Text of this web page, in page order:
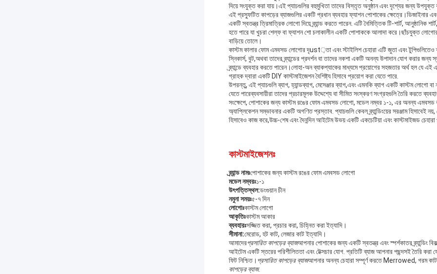
দিয়ে সংযুক্ত করা যায়।এই প্যাচগুলির বহুমুখিতা তাদের বিস্তৃত অনুষ্ঠান এবং দৃশ্যের জন্য উপযুক্ত
এই প্রস্ফুটিত কাপড়ের ব্যাজগুলির একটি প্রধান ব্যবহার ফ্যাশন পোশাকের ক্ষেত্রে।ডিজাইনার
একটি স্বতন্ত্র ত্রিমাত্রিক লোগো দিয়ে ব্র্যান্ড করতে পারেন. এটি নৈমিত্তিক টি-শার্ট, আনুষ্ঠানিক
হতে পারে যা খুচরা শেল্ফ বা ফ্যাশন শো চলাকালীন একটি পোশাককে আলাদা করে।ছাঁচযুক্ত
বাড়িয়ে তোলে।
কাস্টম কালার ফোম এমবসড লোগোর দৃust়তা এবং স্টাইলিশ চেহারা এটি জুতা এবং
স্নিকার্স, বুট,অথবা তাদের ব্র্যান্ডের প্রদর্শন বা তাদের নকশা একটি অনন্য উপাদান যোগ করার জন্য
ব্র্যান্ডে ব্যবহার করতে পারেন।লোহা-অন ব্যাকপ্যাকের মাধ্যমে প্রয়োগের সহজতার অর্থ হল যে
গ্রাহক দ্বারা একটি DIY কাস্টমাইজেশন বৈশিষ্ট্য হিসাবে প্রয়োগ করা যেতে পারে.
উপরন্তু, এই প্যাচগুলি ব্যাগ, হ্যান্ডব্যাগ, মেসেঞ্জার ব্যাগ,এবং এমনকি ব্যাগ একটি কাস্টম লোগো
যেতে পারেব্যবসায়ীরা তাদের প্রচারমূলক উদ্দেশ্যে বা সীমিত সংস্করণ সংগ্রহগুলি তৈরি করতে
সংক্ষেপে, পোশাকের জন্য কাস্টম রঙের ফোম এমবসড লোগো, মডেল নম্বর ১-১, এর অনন্য এমবসড
অ্যাপ্লিকেশন সম্ভাবনার একটি অগণিত প্রস্তাব. প্যাচগুলি কেবল ব্র্যান্ডিংয়ের সরঞ্জাম হিসাবেই
হিসাবেও কাজ করে,উচ্চ-শেষ এবং দৈনন্দিন আইটেম উভয় একটি একচেটিয়া এবং কাস্টমাইজড চেহারা
কাস্টমাইজেশনঃ
ব্র্যান্ড নামঃপোশাকের জন্য কাস্টম রঙের ফোম এমবসড লোগো
মডেল নম্বরঃ১-১
উৎপত্তিস্থল:ডংগুয়ান চীন
নমুনা সময়ঃ৫-৭ দিন
লোগোঃকাস্টম লোগো
আকৃতিঃকাস্টম আকার
ব্যবহারঃসজ্জিত করা, প্রচার করা, চিহ্নিত করা ইত্যাদি।
সীমানা:মেরোড, হট কাট, লেজার কাট ইত্যাদি।
আমাদেরপ্রসারিত কাপড়ের ব্যাজআপনার পোশাকের জন্য একটি স্বতন্ত্র এবং স্পর্শকাতর ব্র্যান্ডিং
আইটেম একটি স্তরের পরিশীলিততা এবং টেক্সচার যোগ. প্রতিটি ব্যাজ আপনার পছন্দসই তৈরি করা
ফিট নিশ্চিত।প্রসারিত কাপড়ের ব্যাজআপনার অনন্য চেহারা সম্পূর্ণ করতে Merrowed, গরম
কাপড়ের ব্যাজ.